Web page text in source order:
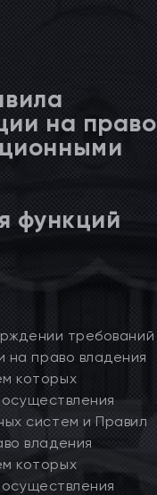
на право
функций
требований
на право владения
которых
систем и Правил
владения
которых